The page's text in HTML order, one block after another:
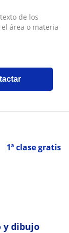
de los
área o materia
1ª clase gratis
y dibujo